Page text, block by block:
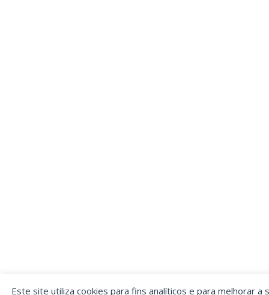
Este site utiliza cookies para fins analíticos e para melhorar a